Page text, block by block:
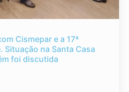
Cismepar e a 17ª
Situação na Santa Casa
foi discutida